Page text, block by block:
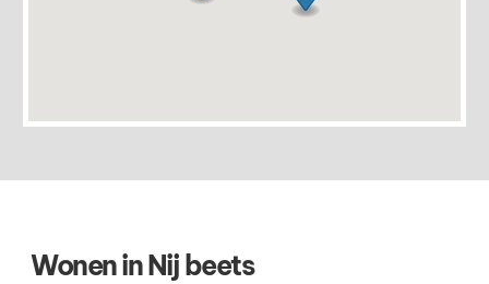
Wonen in Nij beets